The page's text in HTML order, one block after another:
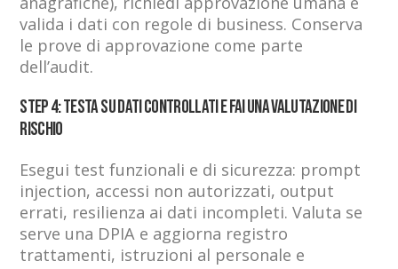
valida i dati con regole di business. Conserva
le prove di approvazione come parte
dell’audit.
Step 4: Testa su dati controllati e fai una valutazione di
rischio
Esegui test funzionali e di sicurezza: prompt
injection, accessi non autorizzati, output
errati, resilienza ai dati incompleti. Valuta se
serve una DPIA e aggiorna registro
trattamenti, istruzioni al personale e